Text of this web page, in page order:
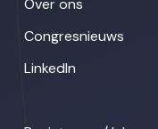
Over ons
Congresnieuws
LinkedIn